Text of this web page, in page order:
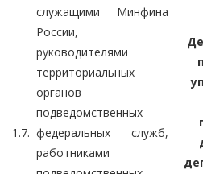
1.7.
служащими Минфина
России,
руководителями
территориальных
органов
подведомственных
федеральных служб,
работниками